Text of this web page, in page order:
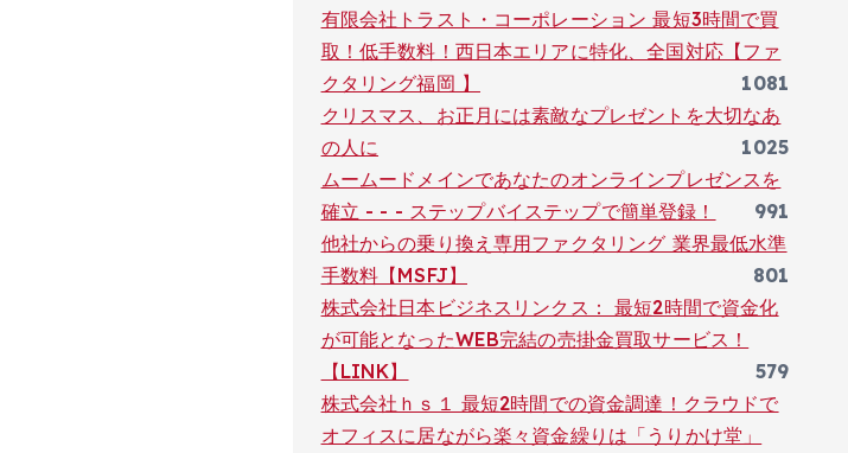
有限会社トラスト・コーポレーション 最短3時間で買
取！低手数料！西日本エリアに特化、全国対応【ファ
クタリング福岡 】
1081
クリスマス、お正月には素敵なプレゼントを大切なあ
の人に
1025
ムームードメインであなたのオンラインプレゼンスを
確立 - - - ステップバイステップで簡単登録！
991
他社からの乗り換え専用ファクタリング 業界最低水準
手数料【MSFJ】
801
株式会社日本ビジネスリンクス： 最短2時間で資金化
が可能となったWEB完結の売掛金買取サービス！
【LINK】
579
株式会社ｈｓ１ 最短2時間での資金調達！クラウドで
オフィスに居ながら楽々資金繰りは「うりかけ堂」